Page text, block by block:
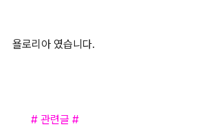
욜로리아 였습니다.
# 관련글 #